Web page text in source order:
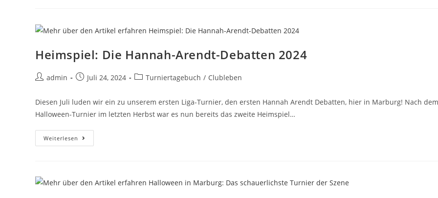
Heimspiel: Die Hannah-Arendt-Debatten 2024
admin Juli 24, 2024 Turniertagebuch / Clubleben
Diesen Juli luden wir ein zu unserem ersten Liga-Turnier, den ersten Hannah Arendt Debatten, hier in Marburg! Nach dem
Halloween-Turnier im letzten Herbst war es nun bereits das zweite Heimspiel…
Weiterlesen